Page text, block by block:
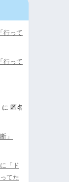
行って
行って
に 匿名
」
「ド
てた